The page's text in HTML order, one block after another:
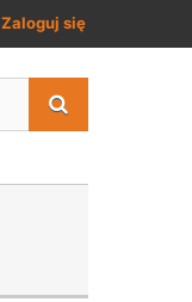
Zaloguj się